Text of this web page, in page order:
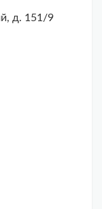
д. 151/9